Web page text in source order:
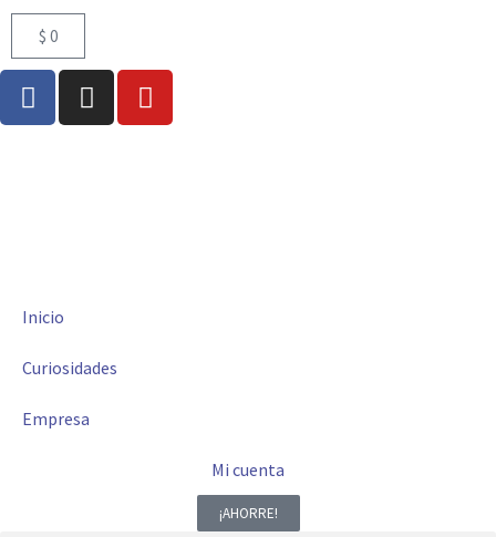
$ 0
¡AHORRE!
Mi cuenta
Inicio
Curiosidades
Empresa